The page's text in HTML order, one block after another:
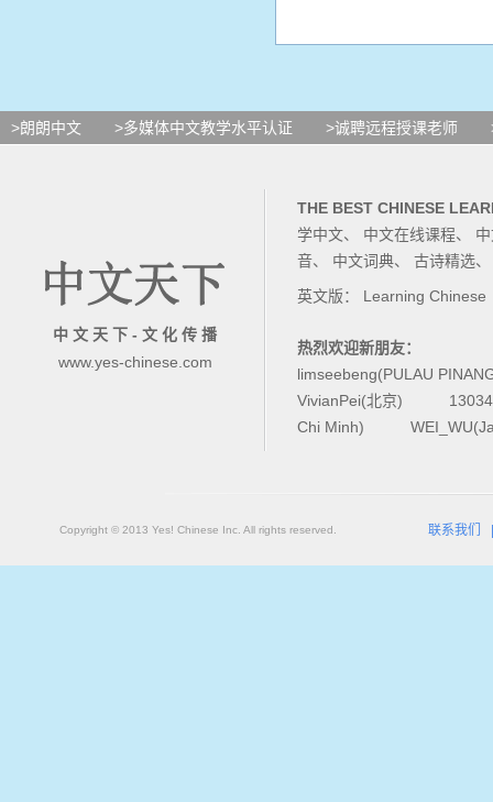
>朗朗中文 >多媒体中文教学水平认证 >诚聘远程授课老师
中 文 天 下 - 文 化 传 播
www.yes-chinese.com
THE BEST CHINESE
学中文、 中文在线课程、
音、 中文词典、 古诗精选
英文版： Learning Chinese
热烈欢迎新朋友：
limseebeng(PULAU
VivianPei(北京)
Chi Minh)
Copyright © 2013 Yes! Chinese Inc. All rights reserved. 联系我们